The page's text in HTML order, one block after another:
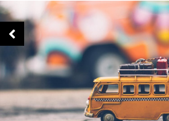
Dans Blog africain
Quels sont les cadeaux les
en Afrique ?
13 octobre 2025 0
Cadeaux populaires en Afrique en 2025 :